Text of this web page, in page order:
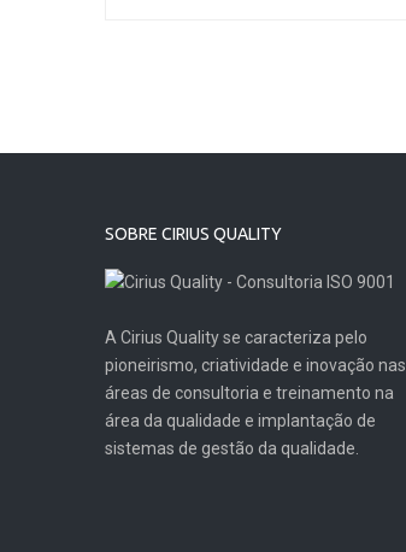
SOBRE CIRIUS QUALITY
A Cirius Quality se caracteriza pelo
pioneirismo, criatividade e inovação nas
áreas de consultoria e treinamento na
área da qualidade e implantação de
sistemas de gestão da qualidade.